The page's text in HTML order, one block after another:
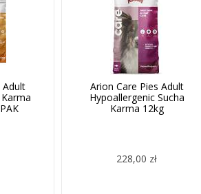
Adult
Arion Care Pies Adult
Hypoallergenic Sucha
Karma 12kg
228,00 zł